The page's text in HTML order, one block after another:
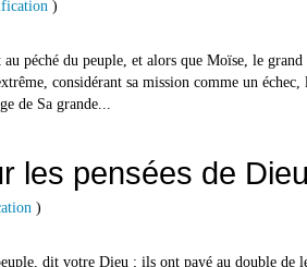
)
péché du peuple, et alors que Moïse, le
considérant sa mission comme un échec,
de Sa grande...
les pensées de
)
dit votre Dieu ; ils ont payé au double de